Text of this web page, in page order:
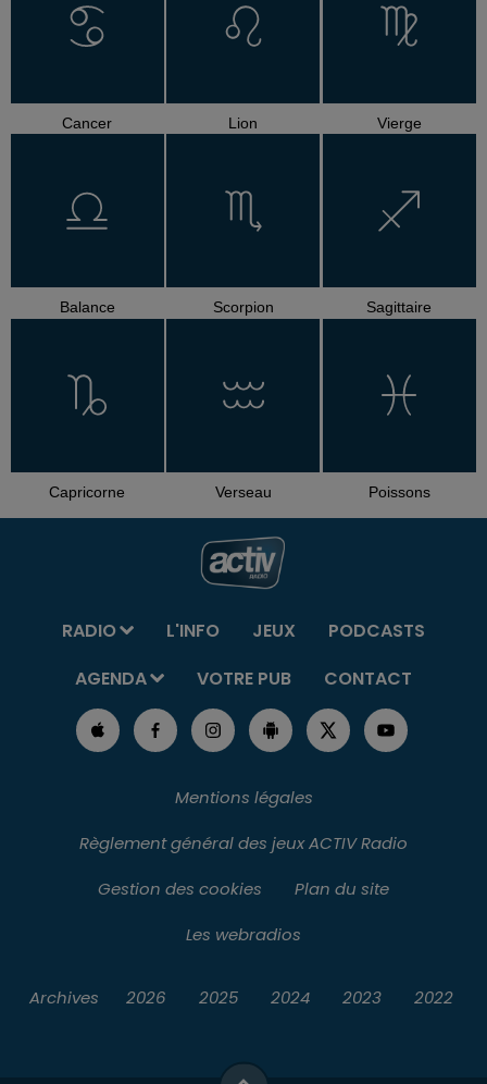
Cancer Lion Vierge
Balance Scorpion Sagittaire
Capricorne Verseau Poissons
RADIO L'INFO JEUX
PODCASTS
AGENDA
VOTRE PUB CONTACT
Mentions légales
Règlement général des jeux ACTIV Radio
Gestion des cookies
Plan du site
Les webradios
Archives 2026 2025 2024 2023 2022